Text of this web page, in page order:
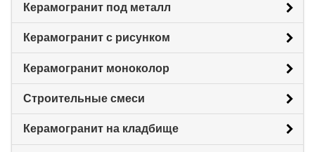
Керамогранит под металл
Керамогранит с рисунком
Керамогранит моноколор
Строительные смеси
Керамогранит на кладбище